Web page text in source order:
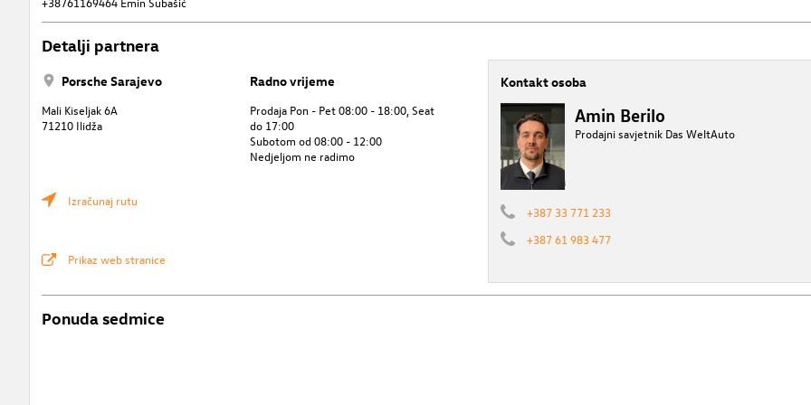
Detalji partnera
Porsche Sarajevo
Mali Kiseljak 6A
71210 Ilidža
Izračunaj rutu
Prikaz web stranice
Radno vrijeme
Prodaja Pon - Pet 08:00 - 18:00, Seat
do 17:00
Subotom od 08:00 - 12:00
Nedjeljom ne radimo
Kontakt osoba
Amin Berilo
Prodajni savjetnik Das WeltAuto
+387 33 771 233
+387 61 983 477
Ponuda sedmice